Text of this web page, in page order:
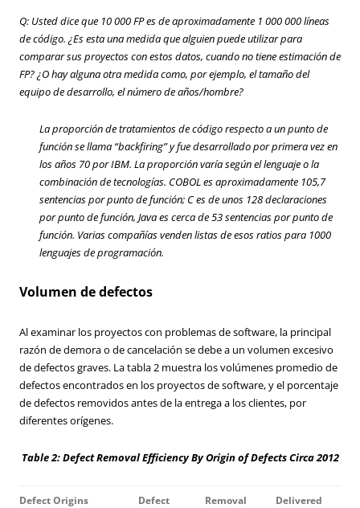
Q: Usted dice que 10 000 FP es de aproximadamente 1 000 000 líneas
de código. ¿Es esta una medida que alguien puede utilizar para
comparar sus proyectos con estos datos, cuando no tiene estimación de
FP? ¿O hay alguna otra medida como, por ejemplo, el tamaño del
equipo de desarrollo, el número de años/hombre?
La proporción de tratamientos de código respecto a un punto de
función se llama “backfiring”y fue desarrollado por primera vez en
los años 70 por IBM. La proporción varía según el lenguaje o la
combinación de tecnologías. COBOL es aproximadamente 105,7
sentencias por punto de función; C es de unos 128 declaraciones
por punto de función, Java es cerca de 53 sentencias por punto de
función. Varias compañías venden listas de esos ratios para 1000
lenguajes de programación.
Volumen de defectos
Al examinar los proyectos con problemas de software, la principal
razón de demora o de cancelación se debe a un volumen excesivo
de defectos graves. La tabla 2 muestra los volúmenes promedio de
defectos encontrados en los proyectos de software, y el porcentaje
de defectos removidos antes de la entrega a los clientes, por
diferentes orígenes.
Table 2: Defect Removal Efficiency By Origin of Defects Circa 2012
Defect Origins
Defect
Removal
Delivered